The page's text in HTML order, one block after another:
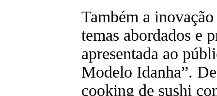
Também a
temas abordados e
apresentada ao
Modelo Idanha”.
cooking de sushi